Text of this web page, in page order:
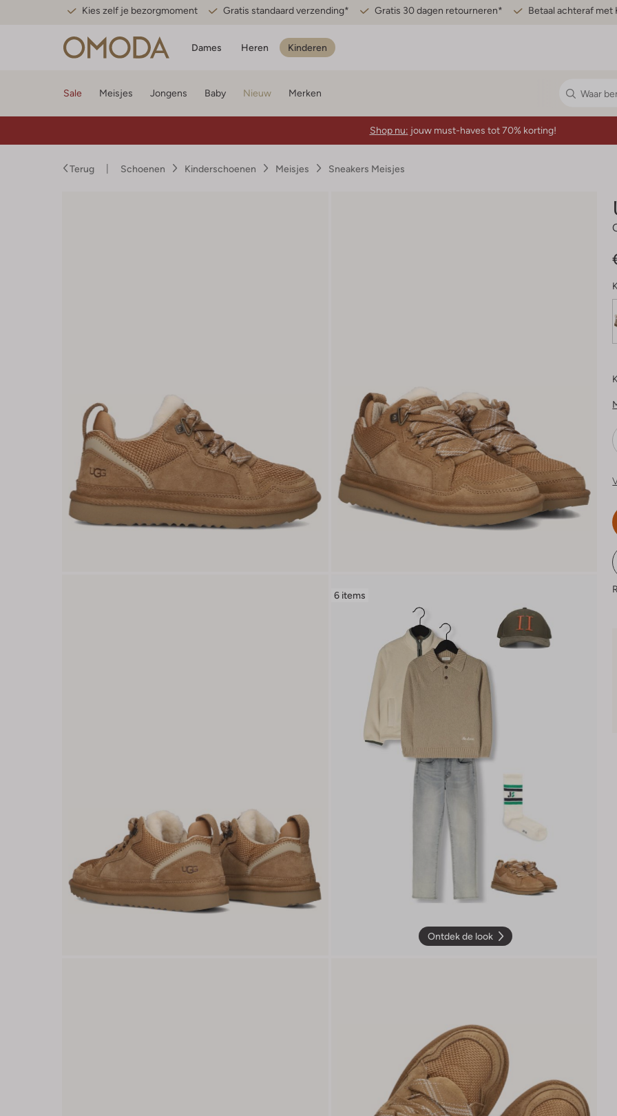
Kies zelf je bezorgmoment Gratis standaard verzending* Gratis 30 dagen retourneren* Betaal achteraf met
Dames Heren Kinderen
Sale Meisjes Jongens Baby Nieuw Merken
Shop nu: jouw must-haves tot 70% korting!
Terug Schoenen Kinderschoenen Meisjes Sneakers Meisjes
6 items
Ontdek de look